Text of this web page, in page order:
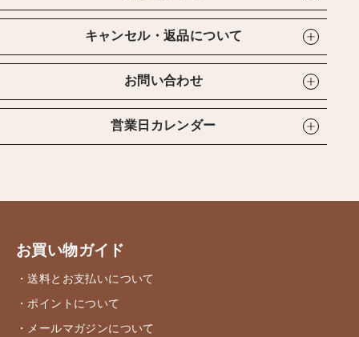
キャンセル・返品について
お問い合わせ
営業日カレンダー
お買い物ガイド
・送料とお支払いについて
・ポイントについて
・メールマガジンについて